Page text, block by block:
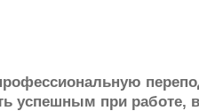
успешным при работе,